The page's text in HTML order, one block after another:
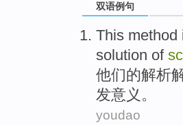
双语例句
This method
solution of
他们的解析
发意义。
youdao